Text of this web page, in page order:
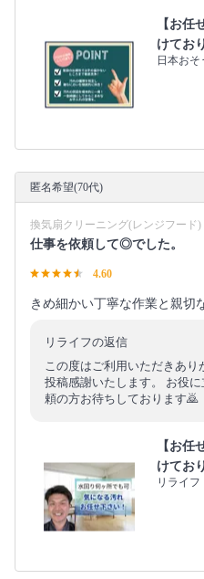
【お任
けてお
日本お
匿名希望(70代)
換気扇クリーニング(レンジフード)
仕事を依頼して◎でした。
4.60
きめ細かい丁寧な作業と親切
リライフの返信
この度はご利用いただきあり
投稿感謝いたします。 お役
頼の方お待ちしております🙇
【お任
けてお
リライフ